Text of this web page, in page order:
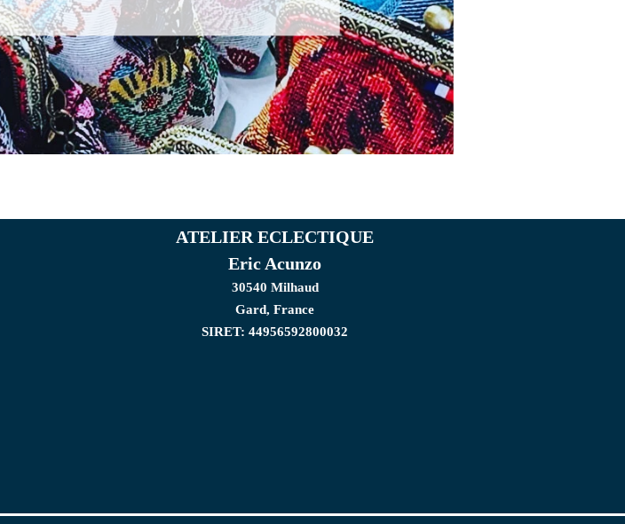
ATELIER ECLECTIQUE
Eric Acunzo
30540 Milhaud
Gard, France
SIRET: 44956592800032